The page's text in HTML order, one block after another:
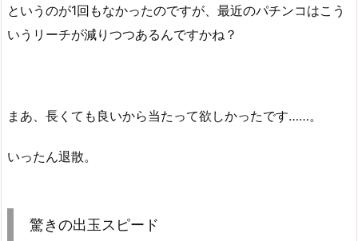
というのが1回もなかったのですが、最近のパチンコはこう
いうリーチが減りつつあるんですかね？
まあ、長くても良いから当たって欲しかったです……。
いったん退散。
驚きの出玉スピード